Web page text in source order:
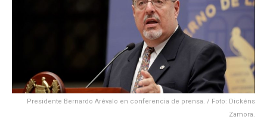
Presidente Bernardo Arévalo en conferencia de prensa. / Foto: Dickéns
Zamora.